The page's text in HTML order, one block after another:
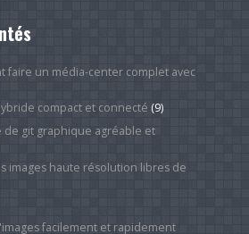
faire un média-center complet avec
compact et connecté (9)
de git graphique agréable et
images haute résolution libres de
facilement et rapidement